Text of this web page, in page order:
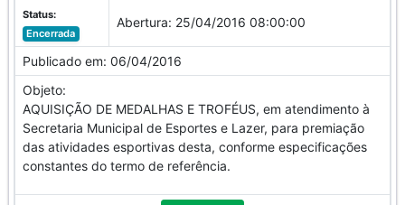
Status:
Encerrada
Abertura: 25/04/2016 08:00:00
Publicado em: 06/04/2016
Objeto:
AQUISIÇÃO DE MEDALHAS E TROFÉUS, em atendimento à
Secretaria Municipal de Esportes e Lazer, para premiação
das atividades esportivas desta, conforme especificações
constantes do termo de referência.